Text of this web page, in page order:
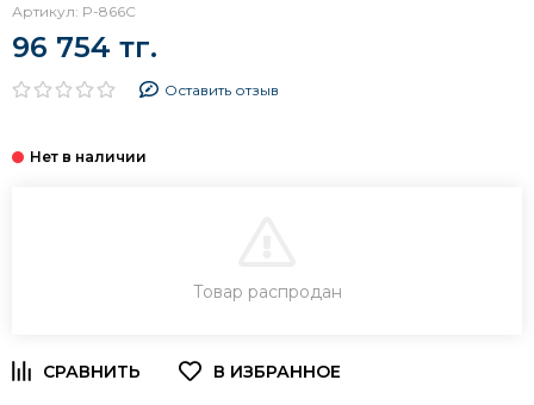
Артикул: P-866C
96 754 тг.
Оставить отзыв
ЗАКАЗ В ОДИН КЛИК
Товар распродан